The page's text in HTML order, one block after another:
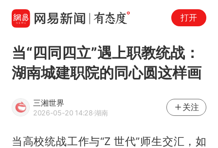
打开
当“四同四立”遇上职教统战：
湖南城建职院的同心圆这样画
三湘世界
2026-05-20 14:28·湖南
关注
当高校统战工作与“Z 世代”师生交汇，如